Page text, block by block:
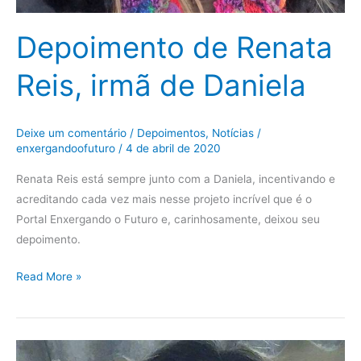
Depoimento de Renata
Reis, irmã de Daniela
Deixe um comentário / Depoimentos, Notícias /
enxergandoofuturo / 4 de abril de 2020
Renata Reis está sempre junto com a Daniela, incentivando e
acreditando cada vez mais nesse projeto incrível que é o
Portal Enxergando o Futuro e, carinhosamente, deixou seu
depoimento.
Read More »
Depoimento